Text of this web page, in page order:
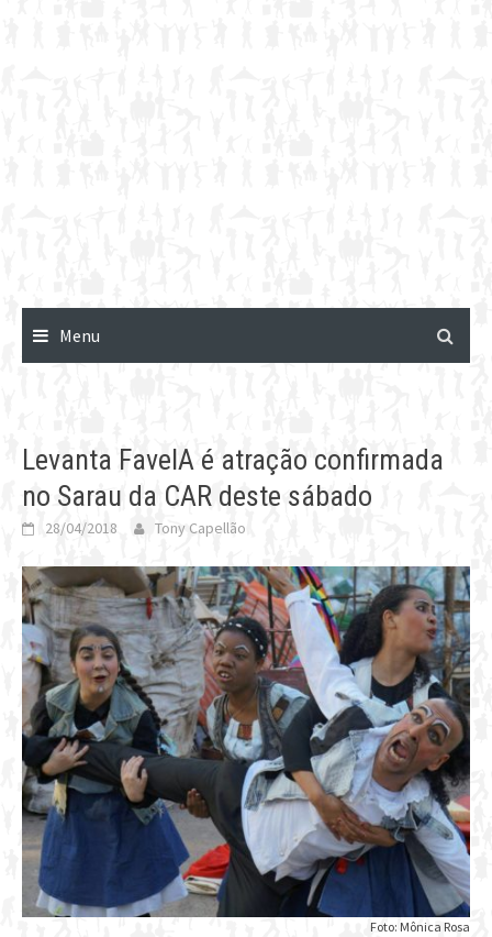
Menu
Levanta FavelA é atração confirmada
no Sarau da CAR deste sábado
28/04/2018 Tony Capellão
Foto: Mônica Rosa